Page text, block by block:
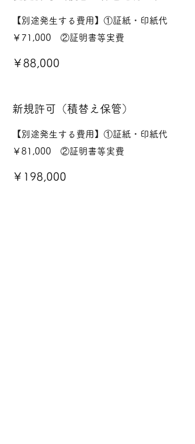
【別途発生する費用】①証紙・印紙代
￥71,000 ②証明書等実費
￥88,000
新規許可（積替え保管）
【別途発生する費用】①証紙・印紙代
￥81,000 ②証明書等実費
￥198,000